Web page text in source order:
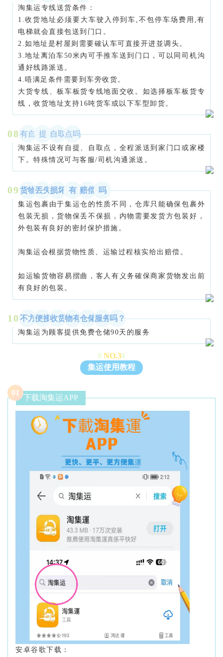
淘集运专线送货条件：
1.收货地址必须要大车驶入停到车,不包停车场费用,有
电梯就会直接包送到门口。
2.如地址是村屋则需要確认车可直接开进並调头。
3.地址离泊车50米內可手推车送到门口，可以同司机沟
通好线路派送。
4.唔满足条件需要到车旁收货。
大货专线、板车板货专线地面交收。如选择板车板货专
线，收货地址支持16吨货车或以下车型卸货。
08有自 提 自取点吗
淘集运不设有自提、自取点，全程派送到家门口或家楼
下。特殊情况可与客服/司机沟通派送。
09货物丟失损坏 有 赔偿 吗
集运包裹由于集运仓的性质不同，仓库只能确保包裹外
包装无损，货物保丢不保损，内物需要发货方包装好，
外包装有良好的密封保护措施。
淘集运会根据货物性质、运输过程核实给出赔偿。
如运输货物容易摺曲，客人有义务確保商家货物发出前
有良好的包装。
10 不方便接收货物有仓储 服务吗？
淘集运为顾客提供免费仓储90天的服务
# NO.3#
集运使用教程
01
下载淘集运APP
安卓谷歌下载：